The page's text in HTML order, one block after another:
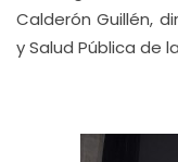
Calderón Guillén,
y Salud Pública de